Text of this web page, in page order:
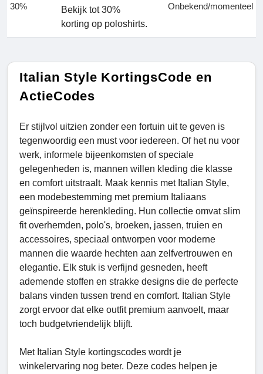
30%
Bekijk tot 30%
korting op poloshirts.
Onbekend/momenteel
Italian Style KortingsCode en
ActieCodes
Er stijlvol uitzien zonder een fortuin uit te geven is
tegenwoordig een must voor iedereen. Of het nu voor
werk, informele bijeenkomsten of speciale
gelegenheden is, mannen willen kleding die klasse
en comfort uitstraalt. Maak kennis met Italian Style,
een modebestemming met premium Italiaans
geïnspireerde herenkleding. Hun collectie omvat slim
fit overhemden, polo's, broeken, jassen, truien en
accessoires, speciaal ontworpen voor moderne
mannen die waarde hechten aan zelfvertrouwen en
elegantie. Elk stuk is verfijnd gesneden, heeft
ademende stoffen en strakke designs die de perfecte
balans vinden tussen trend en comfort. Italian Style
zorgt ervoor dat elke outfit premium aanvoelt, maar
toch budgetvriendelijk blijft.
Met Italian Style kortingscodes wordt je
winkelervaring nog beter. Deze codes helpen je